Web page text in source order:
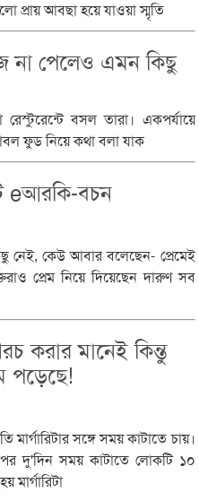
প্রায় আবছা হয়ে যাওয়া স্মৃতি
না পেলেও এমন কিছু
বসল তারা। একপর্যায়ে
ফুড নিয়ে কথা বলা যাক
eআরকি-বচন
নেই, কেউ আবার বলেছেন- প্রেমেই
প্রেম নিয়ে দিয়েছেন দারুণ সব
করার মানেই কিন্তু
পড়েছে!
সঙ্গে সময় কাটাতে চায়।
দু'দিন সময় কাটাতে লোকটি ১০
মার্গারিটা